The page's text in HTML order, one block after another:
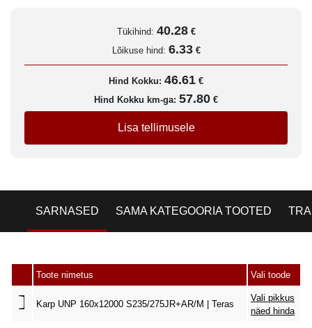
Tükihind: 40.28 €
Lõikuse hind: 6.33 €
Hind Kokku: 46.61 €
Hind Kokku km-ga: 57.80 €
Lisa tellimusele
SARNASED SAMA KATEGOORIA TOOTED
Toote nimetus Vali toode
Karp UNP 160x12000 S235/275JR+AR/M | Teras
Vali pikkus
näed hinda